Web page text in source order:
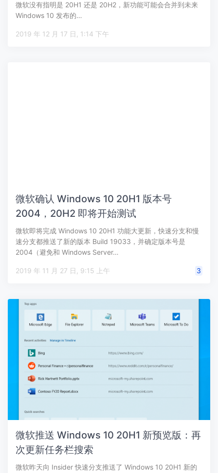
微软没有指明是 20H1 还是 20H2，新功能可能会合并到未来
Windows 10 发布的…
2019 年 12 月 17 日, 1:14 下午
微软确认 Windows 10 20H1 版本号
2004，20H2 即将开始测试
微软即将完成 Windows 10 20H1 功能大更新，快速分支和慢
速分支都推送了新的版本 Build 19033，并确定版本号是
2004（避免和 Windows Server…
2019 年 11 月 27 日, 9:15 上午 3
微软推送 Windows 10 20H1 新预览版：再
次更新任务栏搜索
微软昨天向 Insider 快速分支推送了 Windows 10 20H1 新的